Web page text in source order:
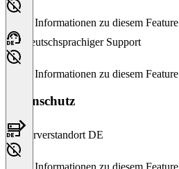
Keine Informationen zu diesem Feature
Deutschsprachiger Support
Keine Informationen zu diesem Feature
Datenschutz
Serverstandort DE
Keine Informationen zu diesem Feature